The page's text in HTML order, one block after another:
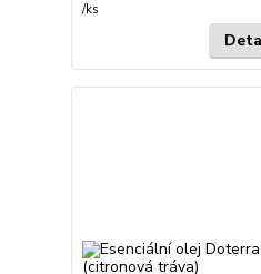
/ks